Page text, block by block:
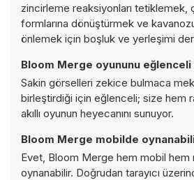
zincirleme reaksiyonları
formlarına dönüştürmek ve
önlemek için boşluk ve yerleşimi
Bloom Merge oyununu
Sakin görselleri zekice bulmaca
birleştirdiği için eğlenceli; size hem
akıllı oyunun heyecanını sunuyor.
Bloom Merge mobilde
Evet, Bloom Merge hem mobil hem
oynanabilir. Doğrudan tarayıcı